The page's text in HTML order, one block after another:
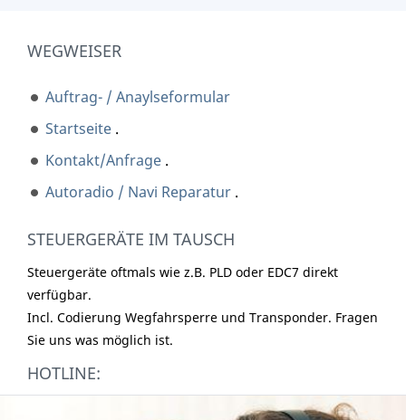
WEGWEISER
Auftrag- / Anaylseformular
Startseite .
Kontakt/Anfrage .
Autoradio / Navi Reparatur .
STEUERGERÄTE IM TAUSCH
Steuergeräte oftmals wie z.B. PLD oder EDC7 direkt
verfügbar.
Incl. Codierung Wegfahrsperre und Transponder. Fragen
Sie uns was möglich ist.
HOTLINE: